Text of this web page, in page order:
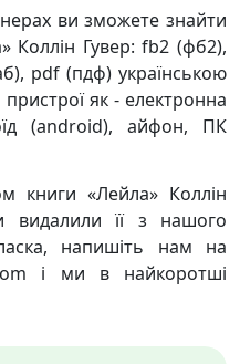
ви зможете знайти
Коллін Гувер: fb2 (фб2),
pdf (пдф) українською
пристрої як - електронна
(android), айфон, ПК
книги «Лейла» Коллін
її з нашого
напишіть нам на
і ми в найкоротші